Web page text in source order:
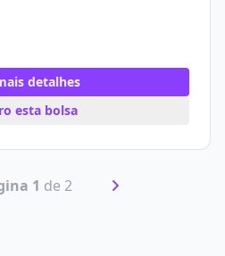
detalhes
esta bolsa
1 de 2